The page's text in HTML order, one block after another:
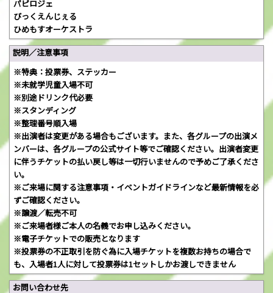
パピロジェ
びっくえんじぇる
ひめもすオーケストラ
説明／注意事項
※特典：投票券、ステッカー
※未就学児童入場不可
※別途ドリンク代必要
※スタンディング
※整理番号順入場
※出演者は変更がある場合もございます。また、各グループの出演メ
ンバーは、各グループの公式サイト等でご確認ください。出演者変更
に伴うチケットの払い戻し等は一切行いませんので予めご了承くださ
い。
※ご来場に関する注意事項・イベントガイドラインなど最新情報を必
ずご確認ください。
※譲渡／転売不可
※ご来場者様ご本人の名義でお申し込みください。
※電子チケットでの販売となります
※投票券の不正取引を防ぐ為に入場チケットを複数お持ちの場合で
も、入場者1人に対して投票券は1セットしかお渡しできません
お問い合わせ先